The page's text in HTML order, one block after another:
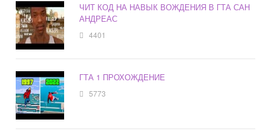
ЧИТ КОД НА НАВЫК ВОЖДЕНИЯ В ГТА САН
АНДРЕАС
4401
ГТА 1 ПРОХОЖДЕНИЕ
5773